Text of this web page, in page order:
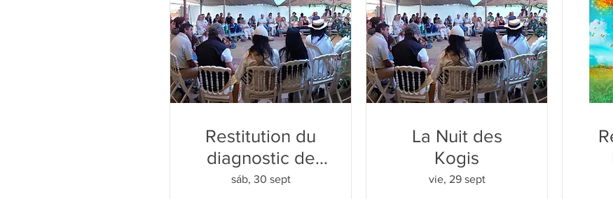
Restitution du
diagnostic de
santé territoriale
sáb, 30 sept
La Nuit des
Kogis
vie, 29 sept